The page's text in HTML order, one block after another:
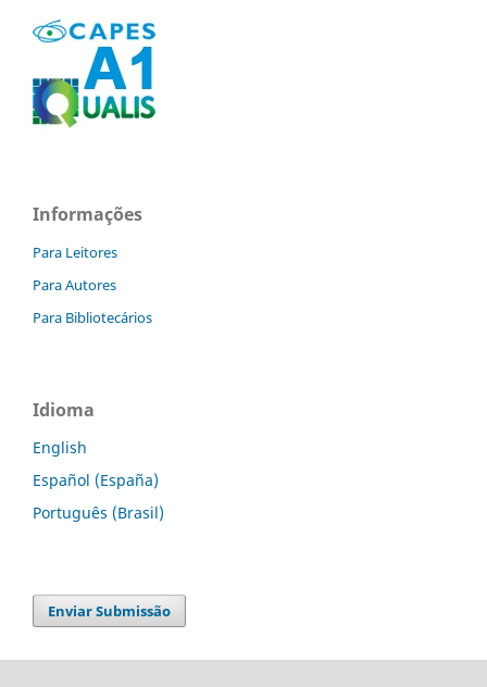
Informações
Para Leitores
Para Autores
Para Bibliotecários
Idioma
English
Español (España)
Português (Brasil)
Enviar Submissão